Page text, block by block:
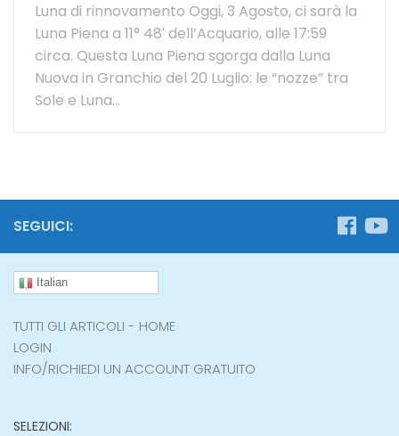
Luna di rinnovamento Oggi, 3 Agosto, ci sarà la
Luna Piena a 11° 48′ dell’Acquario, alle 17:59
circa. Questa Luna Piena sgorga dalla Luna
Nuova in Granchio del 20 Luglio: le “nozze” tra
Sole e Luna...
SEGUICI:
Italian
TUTTI GLI ARTICOLI - HOME
LOGIN
INFO/RICHIEDI UN ACCOUNT GRATUITO
SELEZIONI: